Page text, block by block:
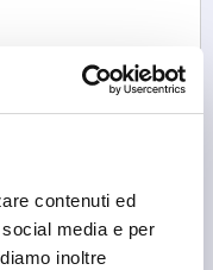
contenuti ed
media e per
inoltre